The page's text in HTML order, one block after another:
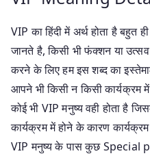
VIP का हिंदी में अर्थ होता है बहुत
जानते है, किसी भी फंक्शन या
करने के लिए हम इस शब्द का
आपने भी किसी न किसी कार्यक्रम
कोई भी VIP मनुष्य वही होता है
कार्यक्रम में होने के कारण
VIP मनुष्य के पास कुछ Special